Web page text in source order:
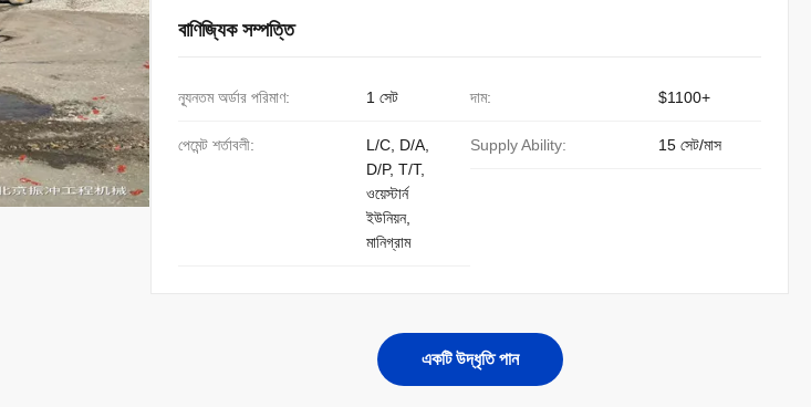
বাণিজ্যিক সম্পত্তি
ন্যূনতম অর্ডার পরিমাণ: 1 সেট দাম: $1100+
পেমেন্ট শর্তাবলী:
L/C, D/A,
D/P, T/T,
ওয়েস্টার্ন
ইউনিয়ন,
মানিগ্রাম
Supply Ability: 15 সেট/মাস
একটি উদ্ধৃতি পান